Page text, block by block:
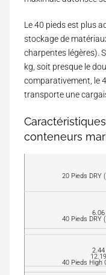
Le 40 pieds est plus
stockage de
charpentes légères).
kg, soit presque le
comparativement, le
transporte une
conteneurs
L
o
u
20 Pieds DRY
6.06
2.44
40 Pieds DRY
12.19
40 Pieds High